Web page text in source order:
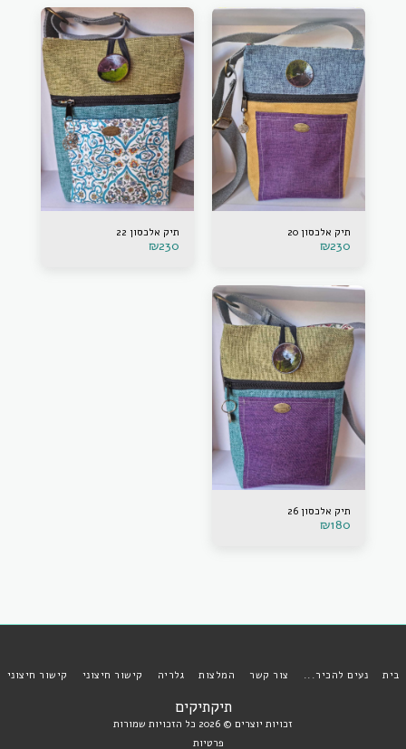
תיק אלכסון 20
₪230
תיק אלכסון 22
₪230
תיק אלכסון 26
₪180
תיקתיקים
זכויות יוצרים © 2026 כל הזכויות שמורות
פרטיות
בית נעים להכיר... צור קשר המלצות גלריה קישור חיצוני קישור חיצוני